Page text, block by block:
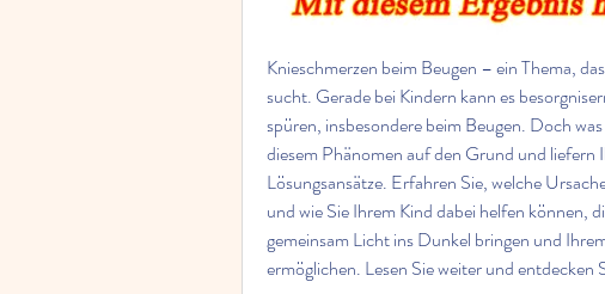
Knieschmerzen beim Beugen – ein Thema,
sucht. Gerade bei Kindern kann es
spüren, insbesondere beim Beugen. Doch
diesem Phänomen auf den Grund und
Lösungsansätze. Erfahren Sie, welche
und wie Sie Ihrem Kind dabei helfen können,
gemeinsam Licht ins Dunkel bringen und
ermöglichen. Lesen Sie weiter und